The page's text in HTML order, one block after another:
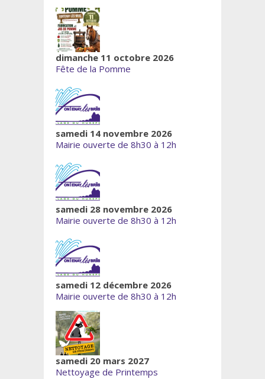
dimanche 11 octobre 2026
Fête de la Pomme
samedi 14 novembre 2026
Mairie ouverte de 8h30 à 12h
samedi 28 novembre 2026
Mairie ouverte de 8h30 à 12h
samedi 12 décembre 2026
Mairie ouverte de 8h30 à 12h
samedi 20 mars 2027
Nettoyage de Printemps